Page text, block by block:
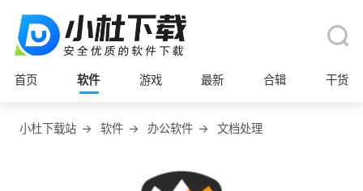
首页 软件 游戏 最新 合辑 干货
小杜下载站 → 软件 → 办公软件 → 文档处理